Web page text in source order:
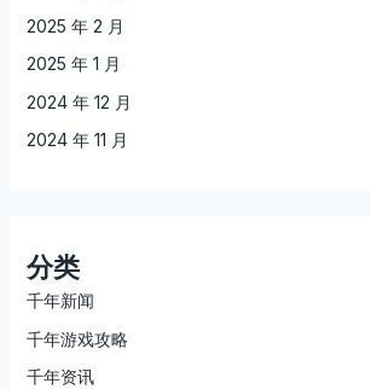
2025 年 2 月
2025 年 1 月
2024 年 12 月
2024 年 11 月
分类
千年新闻
千年游戏攻略
千年资讯